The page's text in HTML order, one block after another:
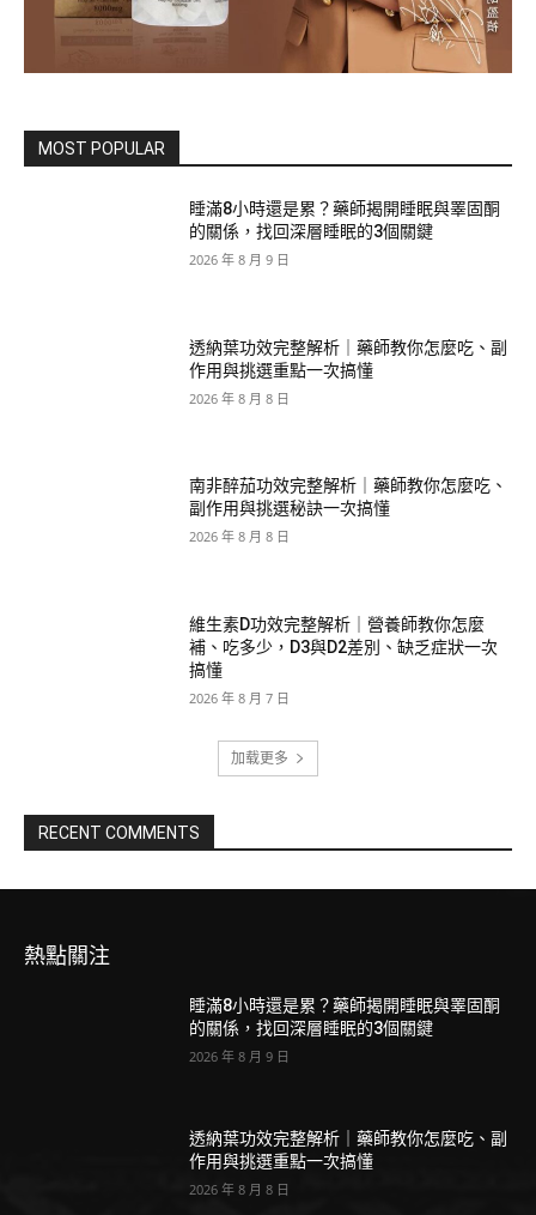
MOST POPULAR
睡滿8小時還是累？藥師揭開睡眠與睪固酮
的關係，找回深層睡眠的3個關鍵
2026 年 8 月 9 日
透納葉功效完整解析｜藥師教你怎麼吃、副
作用與挑選重點一次搞懂
2026 年 8 月 8 日
南非醉茄功效完整解析｜藥師教你怎麼吃、
副作用與挑選秘訣一次搞懂
2026 年 8 月 8 日
維生素D功效完整解析｜營養師教你怎麼
補、吃多少，D3與D2差別、缺乏症狀一次
搞懂
2026 年 8 月 7 日
加载更多
RECENT COMMENTS
熱點關注
睡滿8小時還是累？藥師揭開睡眠與睪固酮
的關係，找回深層睡眠的3個關鍵
2026 年 8 月 9 日
透納葉功效完整解析｜藥師教你怎麼吃、副
作用與挑選重點一次搞懂
2026 年 8 月 8 日